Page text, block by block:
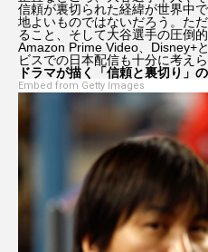
信頼が裏切られた経緯が世界中
地よいものではないだろう。た
ること、そして大谷選手の圧倒
Amazon Prime Video、Disney+
ビスでの日本配信も十分に考えら
ドラマが描く「信頼と裏切り」
Embed from Getty Images